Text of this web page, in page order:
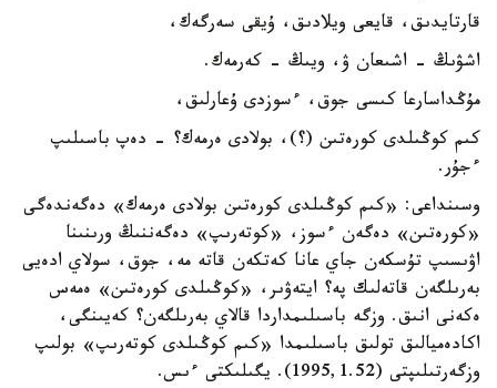
قارتايدىق، قايعى ويلادىق، ۇيقى سەرگەك،
اشۋىڭ - اشىعان ۋ، ويىڭ - كەرمەك.
مۇڭداسارعا كىسى جوق، ءسوزدى ۇعارلىق،
كىم كوڭىلدى كورەتىن (؟)، بولادى ەرمەك؟ - دەپ باسىلىپ
ءجۇر.
وسىنداعى: «كىم كوڭىلدى كورەتىن بولادى ەرمەك» دەگەندەگى
«كورەتىن» دەگەن ءسوز، «كوتەرىپ» دەگەننىڭ ورىنىنا
اۋىسىپ تۇسكەن جاي عانا كەتكەن قاتە مە، جوق، سولاي ادەيى
بەرىلگەن قاتەلىك پە؟ ايتەۋىر، «كوڭىلدى كورەتىن» ەمەس
ەكەنى انىق. وزگە باسىلىمداردا قالاي بەرىلگەن؟ كەيىنگى،
اكادەميالىق تولىق باسىلىمدا «كىم كوڭىلدى كوتەرىپ» بولىپ
وزگەرتىلىپتى (1995,1.52). يگىلىكتى ءىس.